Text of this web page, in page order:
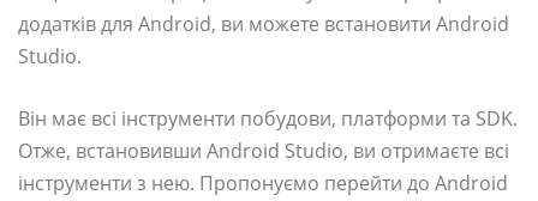
додатків для Android, ви можете встановити Android
Studio.
Він має всі інструменти побудови, платформи та SDK.
Отже, встановивши Android Studio, ви отримаєте всі
інструменти з нею. Пропонуємо перейти до Android